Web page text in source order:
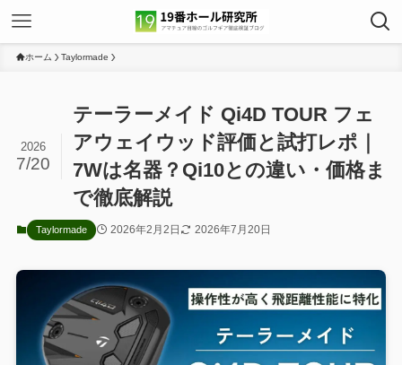
ホーム Taylormade
テーラーメイド Qi4D TOUR フェ
アウェイウッド評価と試打レポ｜
7Wは名器？Qi10との違い・価格ま
で徹底解説
2026
7/20
Taylormade 2026年2月2日 2026年7月20日